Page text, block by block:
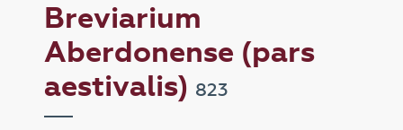
Breviarium
Aberdonense (pars
aestivalis) 823